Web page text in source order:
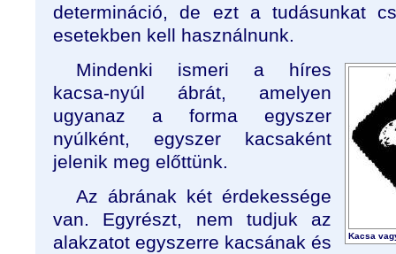
determináció, de ezt a tudásunkat
esetekben kell használnunk.
Kacsa
Mindenki ismeri a híres
kacsa-nyúl ábrát, amelyen
ugyanaz a forma egyszer
nyúlként, egyszer kacsaként
jelenik meg előttünk.
Az ábrának két érdekessége
van. Egyrészt, nem tudjuk az
alakzatot egyszerre kacsának és